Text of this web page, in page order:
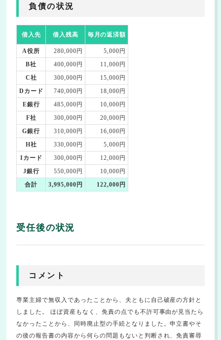
負債の状況
借入先 借入残高 毎月の返済額
A役所 280,000円
5,000円
B社
400,000円
11,000円
C社
300,000円
15,000円
Dカード
740,000円
18,000円
E銀行
485,000円
10,000円
F社
300,000円
20,000円
G銀行
310,000円
16,000円
H社
330,000円
5,000円
Iカード
300,000円
12,000円
J銀行
550,000円
10,000円
合計
3,995,000円 122,000円
受任後の状況
コメント
専業主婦で無収入であったことから、夫ともに自己破産の方針と
しました。 ほぼ資産もなく、免責の点でも不許可事由が見当たら
なかったことから、同時廃止型の手続となりました。申立書やそ
の後の報告書の内容から何らの問題もないと判断され、免責審尋